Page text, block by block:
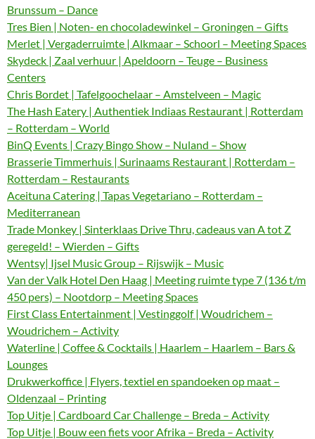
Brunssum – Dance
Tres Bien | Noten- en chocoladewinkel – Groningen – Gifts
Merlet | Vergaderruimte | Alkmaar – Schoorl – Meeting Spaces
Skydeck | Zaal verhuur | Apeldoorn – Teuge – Business
Centers
Chris Bordet | Tafelgoochelaar – Amstelveen – Magic
The Hash Eatery | Authentiek Indiaas Restaurant | Rotterdam
– Rotterdam – World
BinQ Events | Crazy Bingo Show – Nuland – Show
Brasserie Timmerhuis | Surinaams Restaurant | Rotterdam –
Rotterdam – Restaurants
Aceituna Catering | Tapas Vegetariano – Rotterdam –
Mediterranean
Trade Monkey | Sinterklaas Drive Thru, cadeaus van A tot Z
geregeld! – Wierden – Gifts
Wentsy| Ijsel Music Group – Rijswijk – Music
Van der Valk Hotel Den Haag | Meeting ruimte type 7 (136 t/m
450 pers) – Nootdorp – Meeting Spaces
First Class Entertainment | Vestinggolf | Woudrichem –
Woudrichem – Activity
Waterline | Coffee & Cocktails | Haarlem – Haarlem – Bars &
Lounges
Drukwerkoffice | Flyers, textiel en spandoeken op maat –
Oldenzaal – Printing
Top Uitje | Cardboard Car Challenge – Breda – Activity
Top Uitje | Bouw een fiets voor Afrika – Breda – Activity